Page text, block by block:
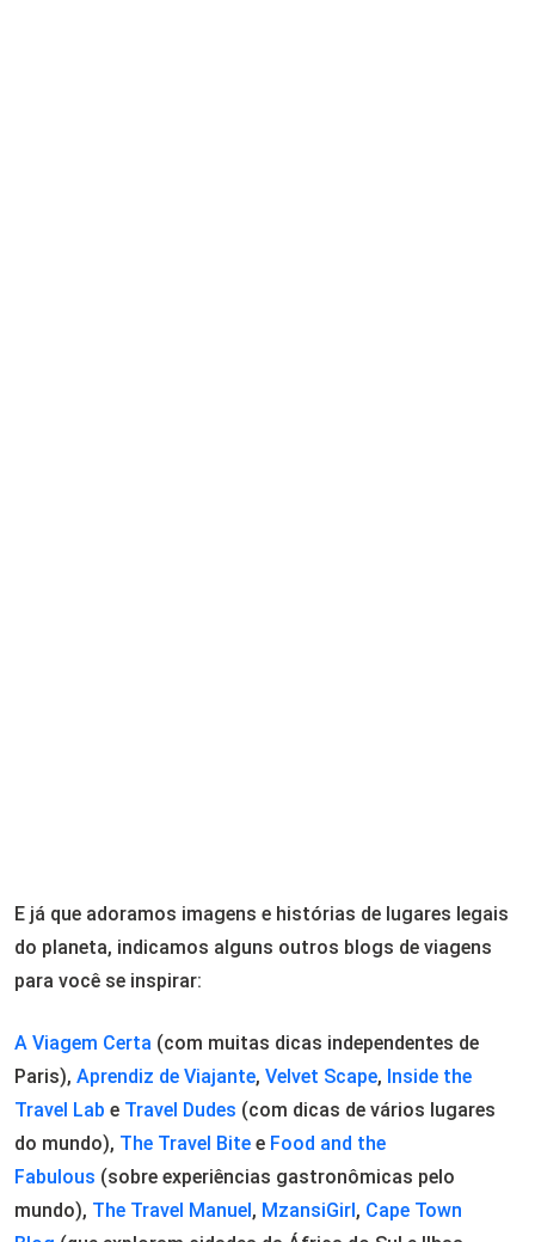
E já que adoramos imagens e histórias de lugares legais
do planeta, indicamos alguns outros blogs de viagens
para você se inspirar:
A Viagem Certa (com muitas dicas independentes de
Paris), Aprendiz de Viajante, Velvet Scape, Inside the
Travel Lab e Travel Dudes (com dicas de vários lugares
do mundo), The Travel Bite e Food and the
Fabulous (sobre experiências gastronômicas pelo
mundo), The Travel Manuel , MzansiGirl , Cape Town